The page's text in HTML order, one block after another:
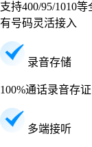
支持400/95/1010
有号码灵活接入
录音存储
100%通话录音存
多端接听